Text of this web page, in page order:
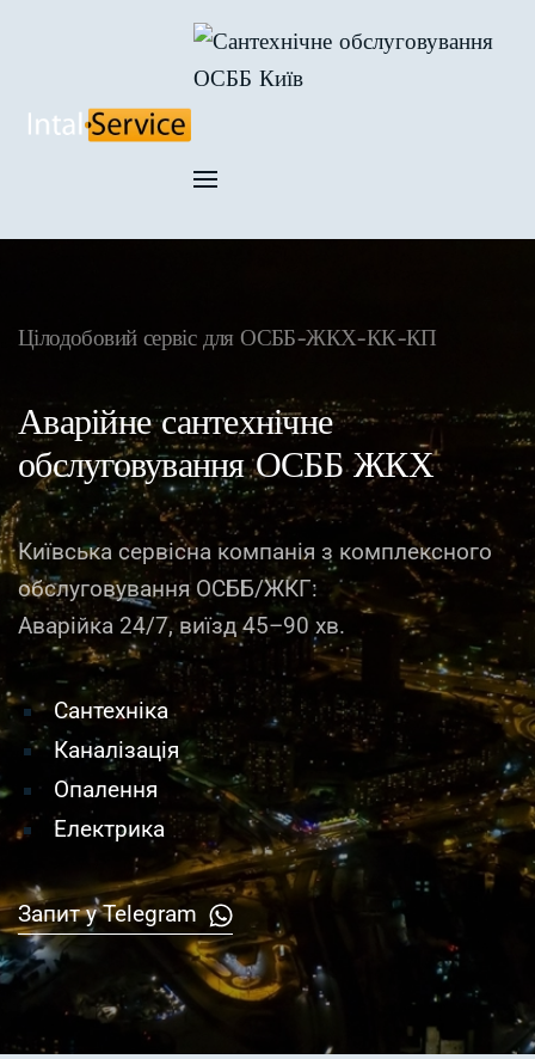
Skip to main content
Цілодобовий сервіс для ОСББ-ЖКХ-КК-КП
Аварійне сантехнічне
обслуговування ОСББ ЖКХ
Київська сервісна компанія з комплексного
обслуговування ОСББ/ЖКГ:
Аварійка 24/7, виїзд 45–90 хв.
Сантехніка
Каналізація
Опалення
Електрика
Запит у Telegram